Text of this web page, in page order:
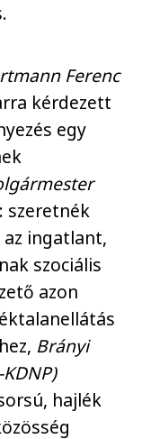
Ferenc
kérdezett
egy
ingatlant,
szociális
azon
Brányi
hajlék